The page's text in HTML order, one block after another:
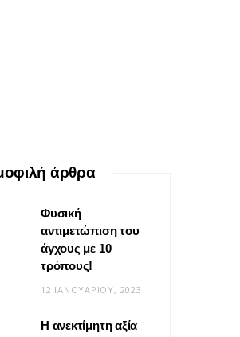
άρθρα
Φυσική
αντιμετώπιση του
άγχους με 10
τρόπους!
12 ΙΑΝΟΥΑΡΊΟΥ, 2023
Η ανεκτίμητη αξία